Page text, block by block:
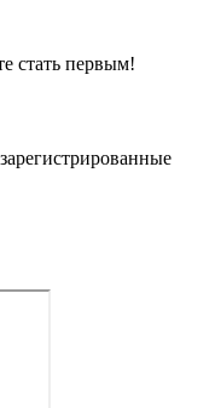
стать первым!